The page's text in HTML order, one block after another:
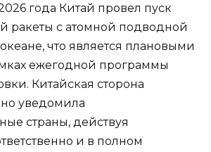
года Китай провел пуск
ракеты с атомной подводной
что является плановыми
ежегодной программы
Китайская сторона
уведомила
страны, действуя
и в полном